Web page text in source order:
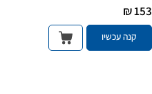
153 ₪
קנה עכשיו